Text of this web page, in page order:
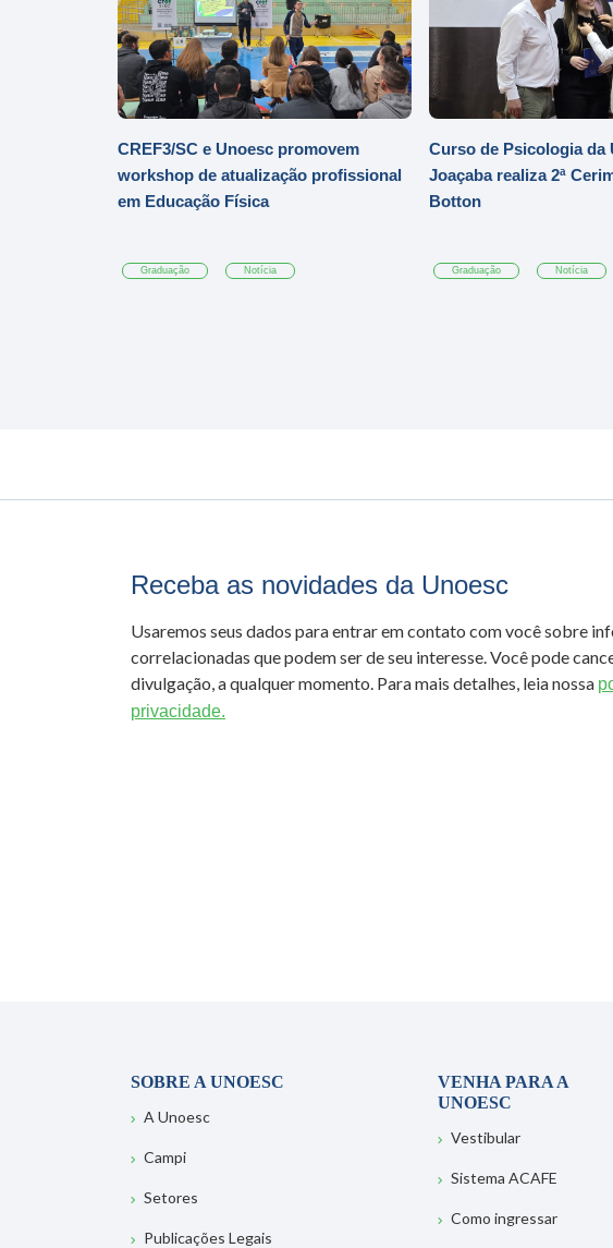
CREF3/SC e Unoesc promovem
workshop de atualização profissional
em Educação Física
Graduação Notícia
Curso de Psicologia da
Joaçaba realiza 2ª
Botton
Graduação Notícia
Receba as novidades da Unoesc
Usaremos seus dados para entrar em contato com você sobre
correlacionadas que podem ser de seu interesse. Você pode
divulgação, a qualquer momento. Para mais detalhes, leia nossa
privacidade.
SOBRE A UNOESC
A Unoesc
Campi
Setores
Publicações Legais
VENHA PARA A
UNOESC
Vestibular
Sistema ACAFE
Como ingressar